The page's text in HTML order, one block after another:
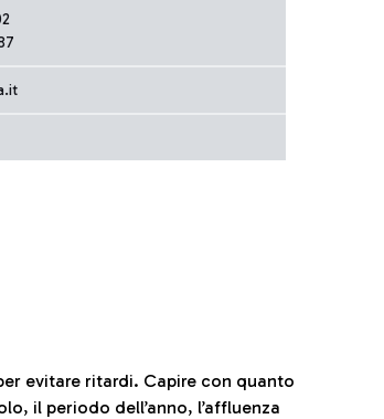
evitare ritardi. Capire con quanto
il periodo dell’anno, l’affluenza